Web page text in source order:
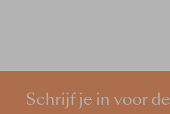
Schrijf je in voor